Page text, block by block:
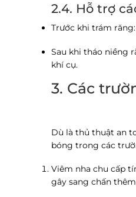
2.4. Hỗ trợ
Trước khi trám răng:
Sau khi tháo niềng
khí cụ.
3. Các
Dù là thủ thuật an
bóng trong các
Viêm nha chu cấp
gây sang chấn